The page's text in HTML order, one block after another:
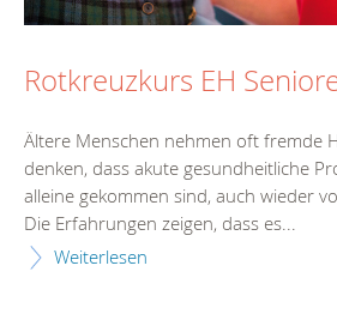
Rotkreuzkurs EH
Ältere Menschen nehmen oft fremde
denken, dass akute gesundheitliche
alleine gekommen sind, auch wieder
Die Erfahrungen zeigen, dass es...
Weiterlesen